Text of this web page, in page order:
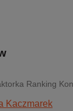
Ranking
Kaczmarek